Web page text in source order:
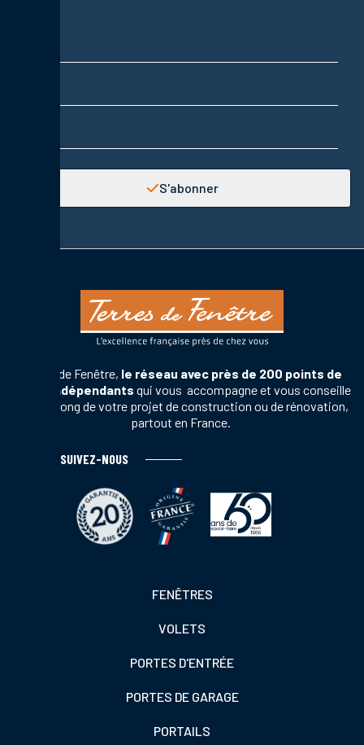
S'abonner
Terres de Fenêtre, le réseau avec près de 200 points de
vente indépendants qui vous accompagne et vous conseille
tout au long de votre projet de construction ou de rénovation,
partout en France.
SUIVEZ-NOUS
FENÊTRES
VOLETS
PORTES D'ENTRÉE
PORTES DE GARAGE
PORTAILS